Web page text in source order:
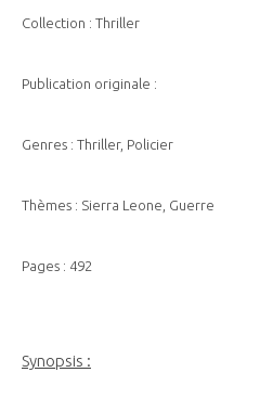
Collection : Thriller
Publication originale :
Genres : Thriller, Policier
Thèmes : Sierra Leone, Guerre
Pages : 492
Synopsis :